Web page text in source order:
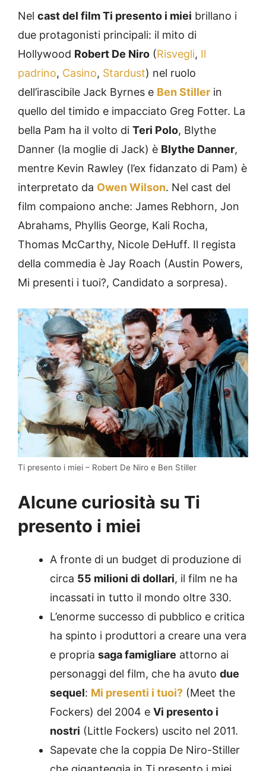
Nel cast del film Ti presento i miei brillano i
due protagonisti principali: il mito di
Hollywood Robert De Niro (Risvegli, Il
padrino, Casino, Stardust) nel ruolo
dell’irascibile Jack Byrnes e Ben Stiller in
quello del timido e impacciato Greg Fotter. La
bella Pam ha il volto di Teri Polo, Blythe
Danner (la moglie di Jack) è Blythe Danner,
mentre Kevin Rawley (l’ex fidanzato di Pam) è
interpretato da Owen Wilson. Nel cast del
film compaiono anche: James Rebhorn, Jon
Abrahams, Phyllis George, Kali Rocha,
Thomas McCarthy, Nicole DeHuff. Il regista
della commedia è Jay Roach (Austin Powers,
Mi presenti i tuoi?, Candidato a sorpresa).
Ti presento i miei – Robert De Niro e Ben Stiller
Alcune curiosità su Ti
presento i miei
A fronte di un budget di produzione di
circa 55 milioni di dollari, il film ne ha
incassati in tutto il mondo oltre 330.
L’enorme successo di pubblico e critica
ha spinto i produttori a creare una vera
e propria saga famigliare attorno ai
personaggi del film, che ha avuto due
sequel: Mi presenti i tuoi? (Meet the
Fockers) del 2004 e Vi presento i
nostri (Little Fockers) uscito nel 2011.
Sapevate che la coppia De Niro-Stiller